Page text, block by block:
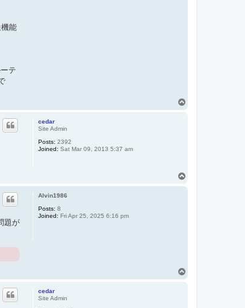
能
テ
cedar
Site Admin
Posts: 2392
Joined: Sat Mar 09, 2013 5:37 am
Alvin1986
Posts: 8
Joined: Fri Apr 25, 2025 6:16 pm
題が
cedar
Site Admin